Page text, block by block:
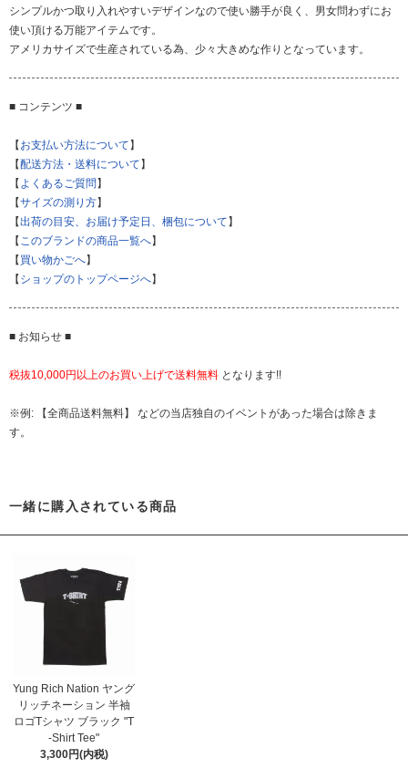
シンプルかつ取り入れやすいデザインなので使い勝手が良く、男女問わずにお
使い頂ける万能アイテムです。
アメリカサイズで生産されている為、少々大きめな作りとなっています。
■ コンテンツ ■
【 お支払い方法について 】
【配送方法・送料について 】
【 よくあるご質問 】
【サイズの測り方】
【出荷の目安、お届け予定日、梱包について 】
【 このブランドの商品一覧へ】
【 買い物かごへ】
【 ショップのトップページへ】
■ お知らせ ■
税抜10,000円以上のお買い上げで送料無料 となります!!
※例: 【全商品送料無料】 などの当店独自のイベントがあった場合は除きま
す。
一緒に購入されている商品
Yung Rich Nation ヤング
リッチネーション 半袖
ロゴTシャツ ブラック "T
-Shirt Tee"
3,300円(内税)